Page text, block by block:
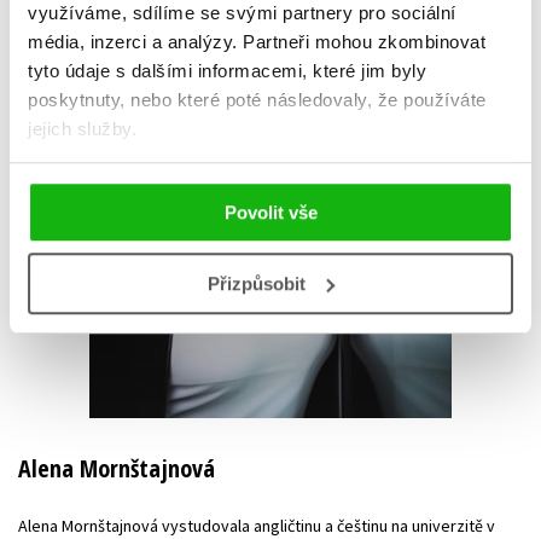
využíváme, sdílíme se svými partnery pro sociální
média, inzerci a analýzy. Partneři mohou zkombinovat
tyto údaje s dalšími informacemi, které jim byly
poskytnuty, nebo které poté následovaly, že používáte
jejich služby.
Povolit vše
Přizpůsobit
Alena Mornštajnová
Alena Mornštajnová vystudovala angličtinu a češtinu na univerzitě v